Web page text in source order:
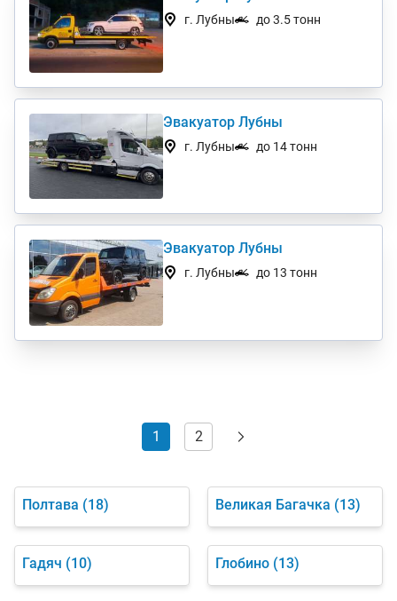
г. Лубны до 3.5 тонн
Эвакуатор Лубны
г. Лубны до 14 тонн
Эвакуатор Лубны
г. Лубны до 13 тонн
1 2
Полтава (18) Великая Багачка (13)
Гадяч (10) Глобино (13)